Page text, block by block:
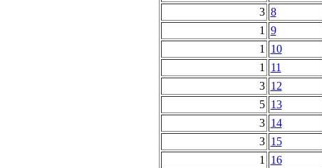
3 8
1
9
1
10
1
11
3 12
5 13
3 14
3 15
1
16